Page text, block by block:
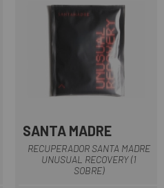
SANTA MADRE
RECUPERADOR SANTA MADRE
UNUSUAL RECOVERY (1
SOBRE)